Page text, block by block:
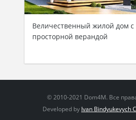
Величественный жилой дом с
просторной верандой
© 2010-2021 Dom4M. Все
Developed by Ivan Bindyukevych